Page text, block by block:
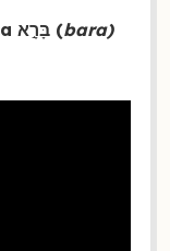
Guemátria da palavra hebraica בָּרָ֣א (bara)